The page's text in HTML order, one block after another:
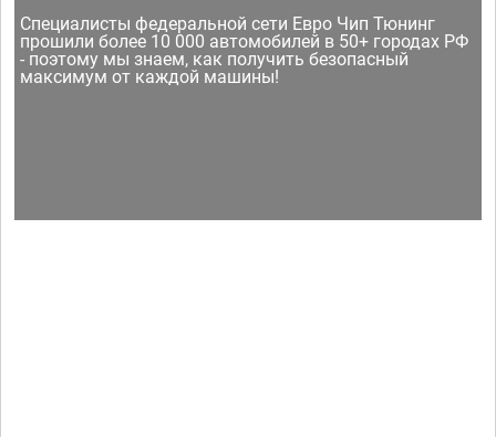
Специалисты федеральной сети Евро Чип Тюнинг
прошили более 10 000 автомобилей в 50+ городах РФ
- поэтому мы знаем, как получить безопасный
максимум от каждой машины!